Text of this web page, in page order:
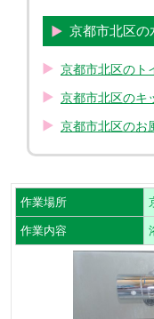
京都市北区の
京都市北区のト
京都市北区のキ
京都市北区のお
作業場所
作業内容